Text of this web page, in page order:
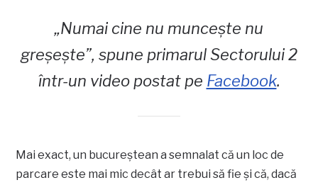
„Numai cine nu muncește nu
greșește”, spune primarul Sectorului 2
într-un video postat pe Facebook.
Mai exact, un bucureștean a semnalat că un loc de
parcare este mai mic decât ar trebui să fie și că, dacă